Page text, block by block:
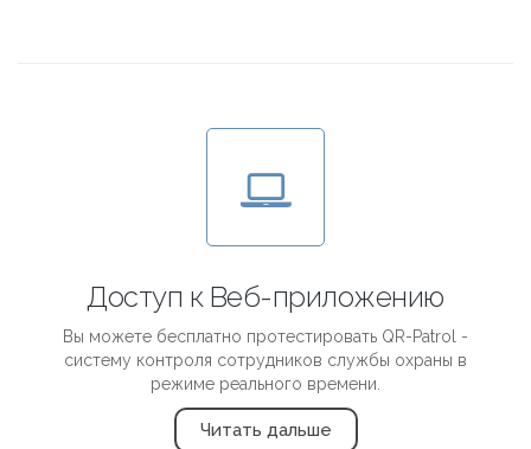
Доступ к Веб-приложению
Вы можете бесплатно протестировать QR-Patrol -
систему контроля сотрудников службы охраны в
режиме реального времени.
Читать дальше